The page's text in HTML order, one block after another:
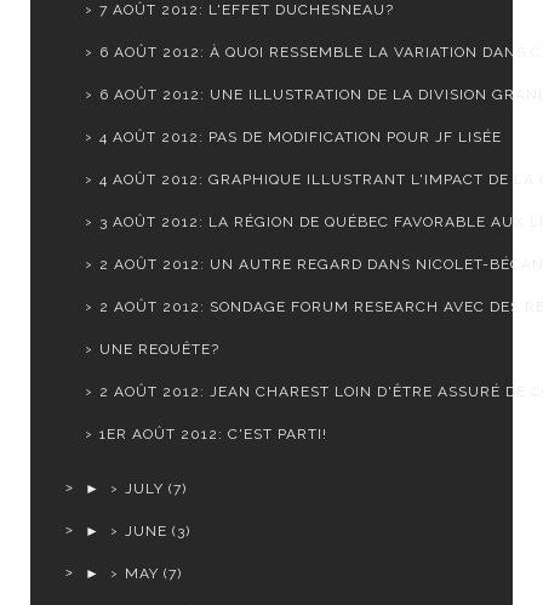
7 AOÛT 2012: L'EFFET DUCHESNEAU?
6 AOÛT 2012: À QUOI RESSEMBLE LA VARIATION DANS
6 AOÛT 2012: UNE ILLUSTRATION DE LA DIVISION
4 AOÛT 2012: PAS DE MODIFICATION POUR JF LISÉE
4 AOÛT 2012: GRAPHIQUE ILLUSTRANT L'IMPACT DE LA
3 AOÛT 2012: LA RÉGION DE QUÉBEC FAVORABLE AUX
2 AOÛT 2012: UN AUTRE REGARD DANS NICOLET-
2 AOÛT 2012: SONDAGE FORUM RESEARCH AVEC DES
UNE REQUÊTE?
2 AOÛT 2012: JEAN CHAREST LOIN D'ÊTRE ASSURÉ DE
1ER AOÛT 2012: C'EST PARTI!
► JULY (7)
► JUNE (3)
► MAY (7)